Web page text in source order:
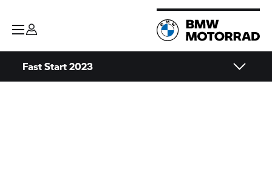
Fast Start 2023